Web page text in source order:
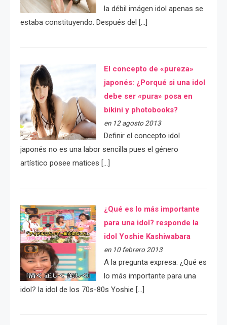
la débil imágen idol apenas se
estaba constituyendo. Después del […]
El concepto de «pureza»
japonés: ¿Porqué si una idol
debe ser «pura» posa en
bikini y photobooks?
en 12 agosto 2013
Definir el concepto idol
japonés no es una labor sencilla pues el género
artístico posee matices […]
¿Qué es lo más importante
para una idol? responde la
idol Yoshie Kashiwabara
en 10 febrero 2013
A la pregunta expresa: ¿Qué es
lo más importante para una
idol? la idol de los 70s-80s Yoshie […]